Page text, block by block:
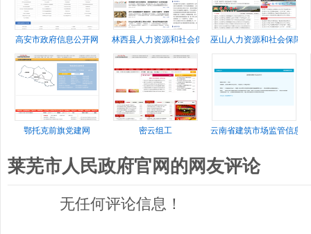
高安市政府信息公开网 林西县人力资源和社会保障网巫山人力资源和社会保障局
鄂托克前旗党建网 密云组工 云南省建筑市场监管信息网
莱芜市人民政府官网的网友评论
无任何评论信息！